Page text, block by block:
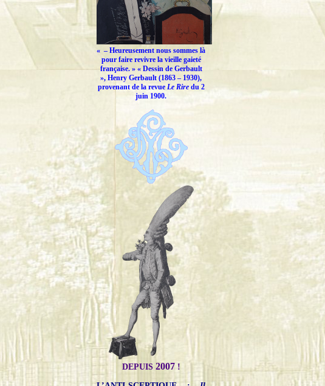
« – Heureusement nous sommes là
pour faire revivre la vieille gaieté
française.» « Dessin de Gerbault
», Henry Gerbault (1863 – 1930),
provenant de la revue Le Riredu 2
juin 1900.
DEPUIS 2007!